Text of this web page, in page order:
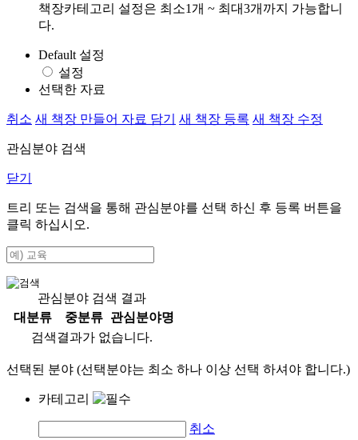
책장카테고리 설정은 최소1개 ~ 최대3개까지 가능합니
다.
Default 설정
설정
선택한 자료
취소 새 책장 만들어 자료 담기 새 책장 등록 새 책장 수정
관심분야 검색
닫기
트리 또는 검색을 통해 관심분야를 선택 하신 후 등록 버튼을
클릭 하십시오.
관심분야 검색 결과
대분류
중분류
관심분야명
검색결과가 없습니다.
선택된 분야 (선택분야는 최소 하나 이상 선택 하셔야 합니다.)
카테고리
취소